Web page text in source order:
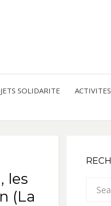
SOLIDARITE ACTIVITES
les
(La
Search